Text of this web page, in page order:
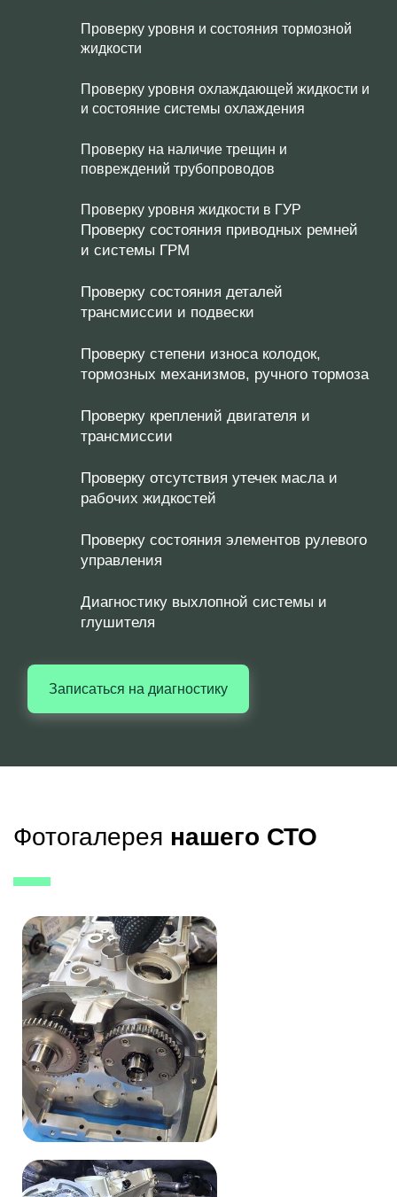
Проверку уровня и состояния тормозной
жидкости
Проверку уровня охлаждающей жидкости и
и состояние системы охлаждения
Проверку на наличие трещин и
повреждений трубопроводов
Проверку уровня жидкости в ГУР
Проверку состояния приводных ремней
и системы ГРМ
Проверку состояния деталей
трансмиссии и подвески
Проверку степени износа колодок,
тормозных механизмов, ручного тормоза
Проверку креплений двигателя и
трансмиссии
Проверку отсутствия утечек масла и
рабочих жидкостей
Проверку состояния элементов рулевого
управления
Диагностику выхлопной системы и
глушителя
Записаться на диагностику
Фотогалерея нашего СТО